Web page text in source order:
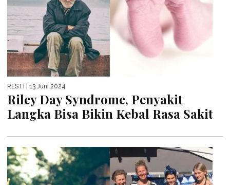
RESTI | 13 Juni 2024
Riley Day Syndrome, Penyakit
Langka Bisa Bikin Kebal Rasa Sakit